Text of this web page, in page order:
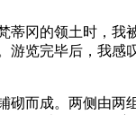
冈的领土时，我
览完毕后，我感
而成。两侧由两